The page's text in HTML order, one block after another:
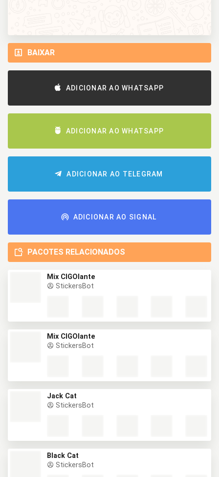
BAIXAR
ADICIONAR AO WHATSAPP
ADICIONAR AO WHATSAPP
ADICIONAR AO TELEGRAM
ADICIONAR AO SIGNAL
PACOTES RELACIONADOS
Mix CIGOlante
StickersBot
Mix CIGOlante
StickersBot
Jack Cat
StickersBot
Black Cat
StickersBot